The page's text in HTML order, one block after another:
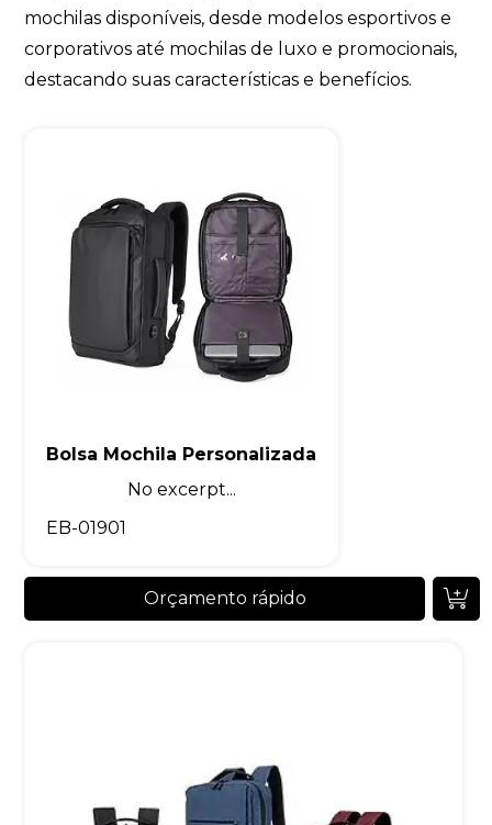
mochilas disponíveis, desde modelos esportivos e
corporativos até mochilas de luxo e promocionais,
destacando suas características e benefícios.
Bolsa Mochila Personalizada
No excerpt...
EB-01901
Orçamento rápido